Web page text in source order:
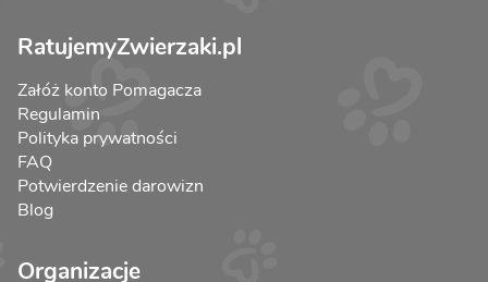
RatujemyZwierzaki.pl
Załóż konto Pomagacza
Regulamin
Polityka prywatności
FAQ
Potwierdzenie darowizn
Blog
Organizacje